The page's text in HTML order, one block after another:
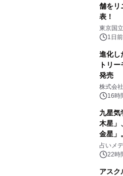
舗を
表！
東京国
1日前
進化し
トリ
発売
株式会
16時
九星気
木星」
金星」
ングを
占いメ
22時
アスク